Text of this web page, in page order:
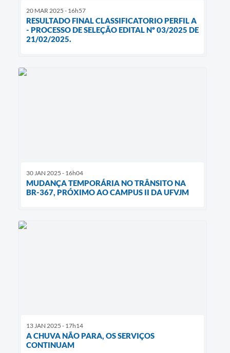
20 MAR 2025 - 16h57
RESULTADO FINAL CLASSIFICATORIO PERFIL A
- PROCESSO DE SELEÇÃO EDITAL Nº 03/2025 DE
21/02/2025.
30 JAN 2025 - 16h04
MUDANÇA TEMPORÁRIA NO TRÂNSITO NA
BR-367, PRÓXIMO AO CAMPUS II DA UFVJM
13 JAN 2025 - 17h14
A CHUVA NÃO PARA, OS SERVIÇOS
CONTINUAM